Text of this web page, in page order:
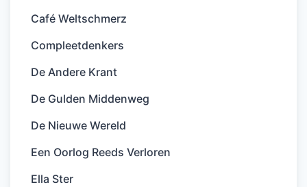
Café Weltschmerz
Compleetdenkers
De Andere Krant
De Gulden Middenweg
De Nieuwe Wereld
Een Oorlog Reeds Verloren
Ella Ster